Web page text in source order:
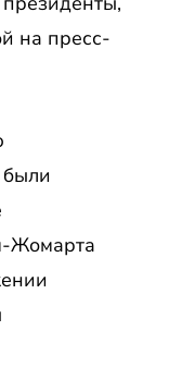
на пресс-
Жомарта